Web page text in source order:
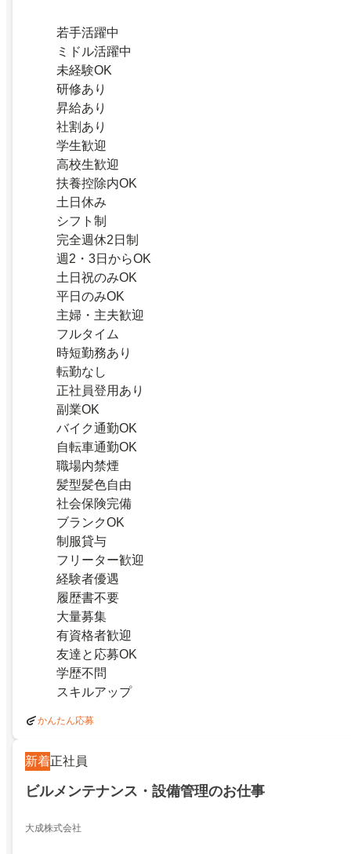
若手活躍中
ミドル活躍中
未経験OK
研修あり
昇給あり
社割あり
学生歓迎
高校生歓迎
扶養控除内OK
土日休み
シフト制
完全週休2日制
週2・3日からOK
土日祝のみOK
平日のみOK
主婦・主夫歓迎
フルタイム
時短勤務あり
転勤なし
正社員登用あり
副業OK
バイク通勤OK
自転車通勤OK
職場内禁煙
髪型髪色自由
社会保険完備
ブランクOK
制服貸与
フリーター歓迎
経験者優遇
履歴書不要
大量募集
有資格者歓迎
友達と応募OK
学歴不問
スキルアップ
かんたん応募
新着正社員
ビルメンテナンス・設備管理のお仕事
大成株式会社